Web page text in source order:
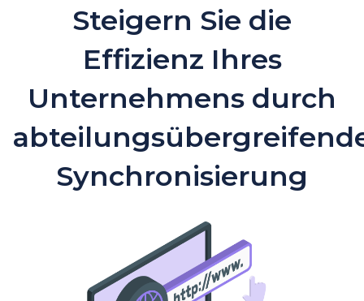
Steigern Sie die
Effizienz Ihres
Unternehmens durch
Synchronisierung